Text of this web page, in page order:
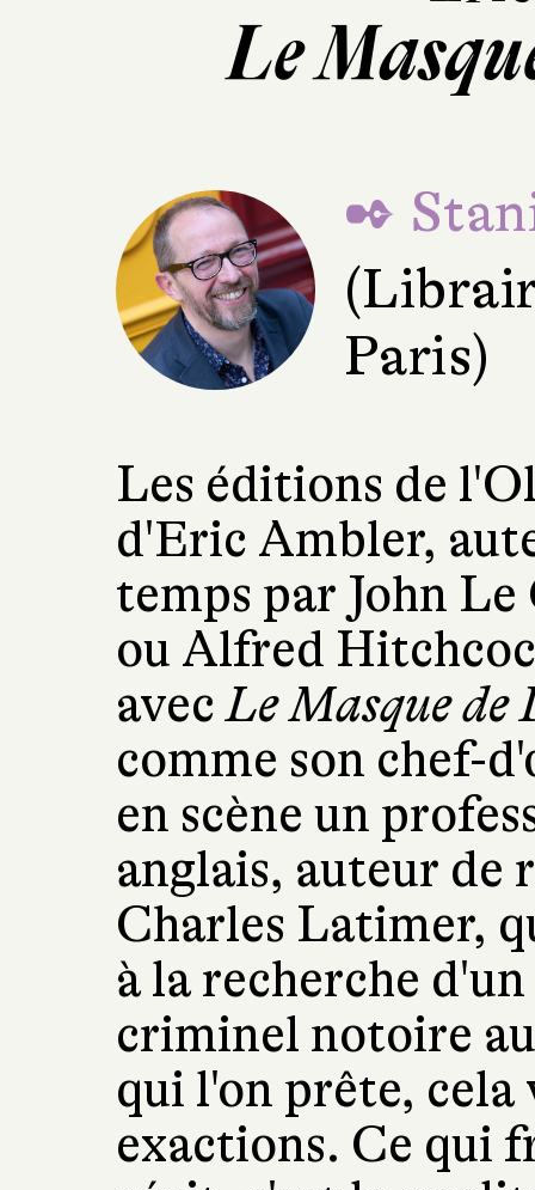
Le
✒
Paris)
Les éditions de
d'Eric Ambler,
temps par John
ou Alfred
avecLe Masque
comme son chef-
en scène un
anglais, auteur de
Charles Latimer,
à la recherche
criminel notoire
qui l'on prête, cela
exactions. Ce qui